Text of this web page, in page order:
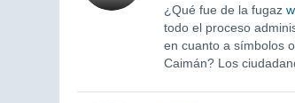
¿Qué fue de la fugaz
todo el proceso
en cuanto a símbolos
Caimán? Los